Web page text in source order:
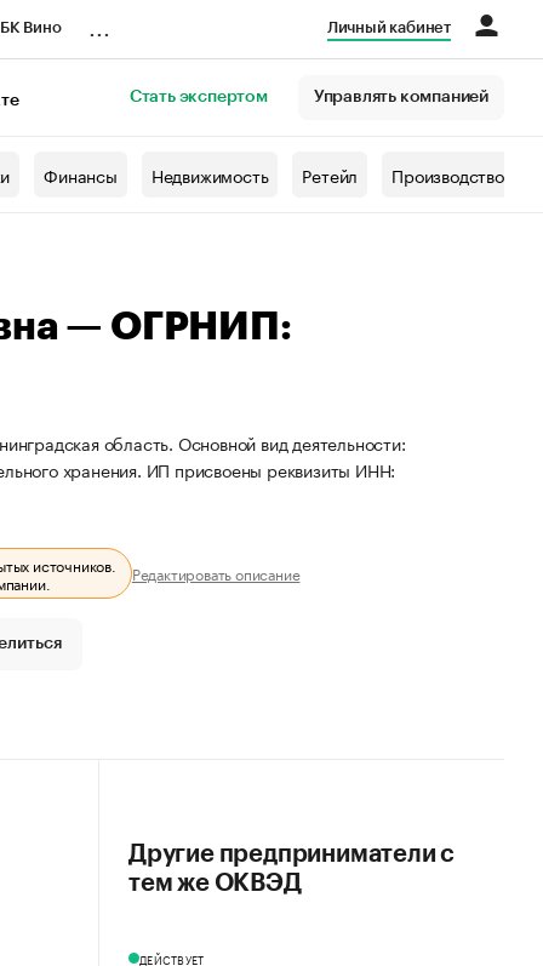
Вино Личный кабинет
Стать экспертом Управлять компанией
Финансы Недвижимость Ретейл Производство
— ОГРНИП:
область. Основной вид деятельности:
хранения. ИП присвоены реквизиты ИНН:
источников. Редактировать описание
Другие предприниматели с
тем же ОКВЭД
ДЕЙСТВУЕТ